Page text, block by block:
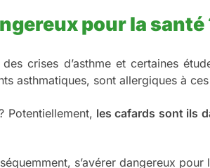
pour la santé
crises d’asthme et certaines
asthmatiques, sont allergiques à
Potentiellement, les cafards sont ils
s’avérer dangereux pour